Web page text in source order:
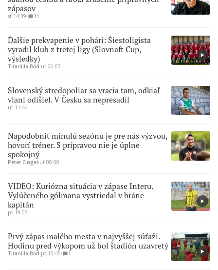
zápasov
st 14:39∙ 11
Ďalšie prekvapenie v pohári: Šiestoligista
vyradil klub z tretej ligy (Slovnaft Cup,
výsledky)
Titanilla Bőd∙ut 20:07
Slovenský stredopoliar sa vracia tam, odkiaľ
vlani odišiel. V Česku sa nepresadil
ut 11:44
Napodobniť minulú sezónu je pre nás výzvou,
hovorí tréner. S prípravou nie je úplne
spokojný
Peter Cingel∙ut 08:00
VIDEO: Kuriózna situácia v zápase Interu.
Vylúčeného gólmana vystriedal v bráne
kapitán
po 19:05
Prvý zápas malého mesta v najvyššej súťaži.
Hodinu pred výkopom už bol štadión uzavretý
Titanilla Bőd∙po 15:45∙ 1